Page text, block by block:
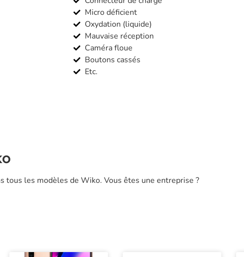
Micro déficient
Oxydation (liquide)
Mauvaise réception
Caméra floue
Boutons cassés
Etc.
tous les modèles de Wiko. Vous êtes une entreprise ?